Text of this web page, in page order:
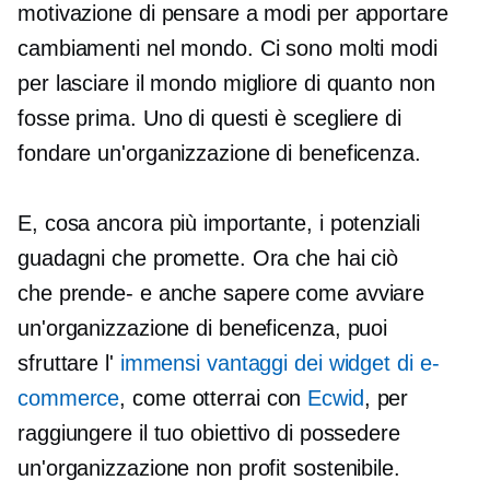
motivazione di pensare a modi per apportare
cambiamenti nel mondo. Ci sono molti modi
per lasciare il mondo migliore di quanto non
fosse prima. Uno di questi è scegliere di
fondare un'organizzazione di beneficenza.
E, cosa ancora più importante, i potenziali
guadagni che promette. Ora che hai ciò
che prende- e anche sapere come avviare
un'organizzazione di beneficenza, puoi
sfruttare l' immensi vantaggi dei widget di e-
commerce, come otterrai con Ecwid, per
raggiungere il tuo obiettivo di possedere
un'organizzazione non profit sostenibile.